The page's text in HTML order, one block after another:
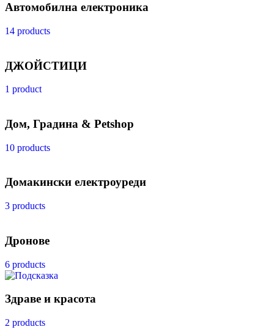
Автомобилна електроника
14 products
ДЖОЙСТИЦИ
1 product
Дом, Градина & Petshop
10 products
Домакински електроуреди
3 products
Дронове
6 products
Здраве и красота
2 products